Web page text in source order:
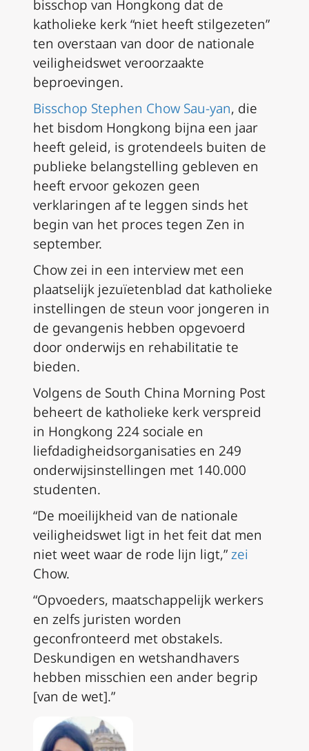
bisschop van Hongkong dat de
katholieke kerk “niet heeft stilgezeten”
ten overstaan van door de nationale
veiligheidswet veroorzaakte
beproevingen.
Bisschop Stephen Chow Sau-yan, die
het bisdom Hongkong bijna een jaar
heeft geleid, is grotendeels buiten de
publieke belangstelling gebleven en
heeft ervoor gekozen geen
verklaringen af te leggen sinds het
begin van het proces tegen Zen in
september.
Chow zei in een interview met een
plaatselijk jezuïetenblad dat katholieke
instellingen de steun voor jongeren in
de gevangenis hebben opgevoerd
door onderwijs en rehabilitatie te
bieden.
Volgens de South China Morning Post
beheert de katholieke kerk verspreid
in Hongkong 224 sociale en
liefdadigheidsorganisaties en 249
onderwijsinstellingen met 140.000
studenten.
“De moeilijkheid van de nationale
veiligheidswet ligt in het feit dat men
niet weet waar de rode lijn ligt,”zei
Chow.
“Opvoeders, maatschappelijk werkers
en zelfs juristen worden
geconfronteerd met obstakels.
Deskundigen en wetshandhavers
hebben misschien een ander begrip
[van de wet].”